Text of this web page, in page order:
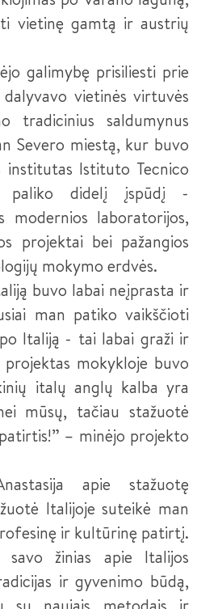
vietinę gamtą ir austrių
galimybę prisiliesti prie
vietinės virtuvės
tradicinius saldumynus
Severo miestą, kur buvo
institutas Istituto Tecnico
paliko didelį įspūdį -
modernios laboratorijos,
projektai bei pažangios
mokymo erdvės.
buvo labai neįprasta ir
man patiko vaikščioti
Italiją - tai labai graži ir
projektas mokykloje buvo
italų anglų kalba yra
mūsų, tačiau stažuotė
– minėjo projekto
apie stažuotę
Italijoje suteikė man
ir kultūrinę patirtį.
žinias apie Italijos
ir gyvenimo būdą,